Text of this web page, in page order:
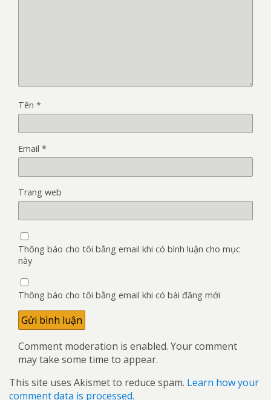
Tên *
Email *
Trang web
Thông báo cho tôi bằng email khi có bình luận cho mục
này
Thông báo cho tôi bằng email khi có bài đăng mới
Comment moderation is enabled. Your comment
may take some time to appear.
This site uses Akismet to reduce spam. Learn how your
comment data is processed.